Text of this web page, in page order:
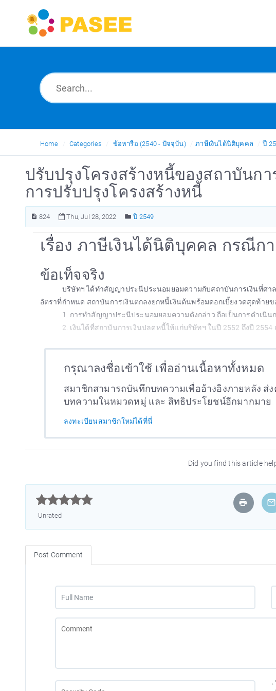
Home Categories ข้อหารือ (2540 - ปัจจุบัน) ภาษีเงินได้นิติบุคคล ปี
ปรับปรุงโครงสร้างหนี้ของสถาบันก
การปรับปรุงโครงสร้างหนี้
824 Thu, Jul 28, 2022 ปี 2549
เรื่อง ภาษีเงินได้นิติบุคคล กรณีก
ข้อเท็จจริง
บริษัทฯ ได้ทำสัญญาประนีประนอมยอมความกับสถาบันการเงินที่ศา
อัตราที่กำหนด สถาบันการเงินตกลงยกหนี้เงินต้นพร้อมดอกเบี้ยงวดสุดท้าย
1. การทำสัญญาประนีประนอมยอมความดังกล่าว ถือเป็นการดำเนิ
2. เงินได้ที่สถาบันการเงินปลดหนี้ให้แก่บริษัทฯ ในปี 2552 ถึงปี 2554 เ
กรุณาลงชื่อเข้าใช้ เพื่ออ่านเนื้อหาทั้งหมด
สมาชิกสามารถบันทึกบทความเพื่ออ้างอิงภายหลัง ส่
บทความในหมวดหมู่ และ สิทธิประโยชน์อีกมากมาย
ลงทะเบียนสมาชิกใหม่ได้ที่นี่
Did you find this article



Unrated
Post Comment